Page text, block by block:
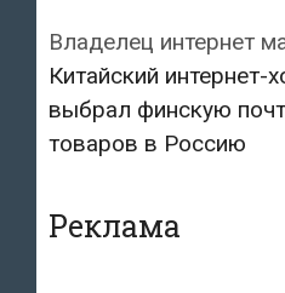
Владелец интернет
Китайский интернет-
выбрал финскую
товаров в Россию
Реклама